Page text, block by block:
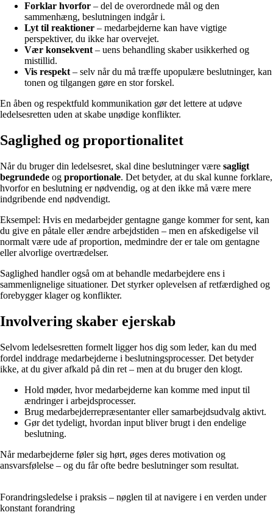
Forklar hvorfor – del de overordnede mål og den
sammenhæng, beslutningen indgår i.
Lyt til reaktioner – medarbejderne kan have vigtige
perspektiver, du ikke har overvejet.
Vær konsekvent – uens behandling skaber usikkerhed og
mistillid.
Vis respekt – selv når du må træffe upopulære beslutninger, kan
tonen og tilgangen gøre en stor forskel.
En åben og respektfuld kommunikation gør det lettere at udøve
ledelsesretten uden at skabe unødige konflikter.
Saglighed og proportionalitet
Når du bruger din ledelsesret, skal dine beslutninger være sagligt
begrundede og proportionale. Det betyder, at du skal kunne forklare,
hvorfor en beslutning er nødvendig, og at den ikke må være mere
indgribende end nødvendigt.
Eksempel: Hvis en medarbejder gentagne gange kommer for sent, kan
du give en påtale eller ændre arbejdstiden – men en afskedigelse vil
normalt være ude af proportion, medmindre der er tale om gentagne
eller alvorlige overtrædelser.
Saglighed handler også om at behandle medarbejdere ens i
sammenlignelige situationer. Det styrker oplevelsen af retfærdighed og
forebygger klager og konflikter.
Involvering skaber ejerskab
Selvom ledelsesretten formelt ligger hos dig som leder, kan du med
fordel inddrage medarbejderne i beslutningsprocesser. Det betyder
ikke, at du giver afkald på din ret – men at du bruger den klogt.
Hold møder, hvor medarbejderne kan komme med input til
ændringer i arbejdsprocesser.
Brug medarbejderrepræsentanter eller samarbejdsudvalg aktivt.
Gør det tydeligt, hvordan input bliver brugt i den endelige
beslutning.
Når medarbejderne føler sig hørt, øges deres motivation og
ansvarsfølelse – og du får ofte bedre beslutninger som resultat.
Forandringsledelse i praksis – nøglen til at navigere i en verden under
konstant forandring